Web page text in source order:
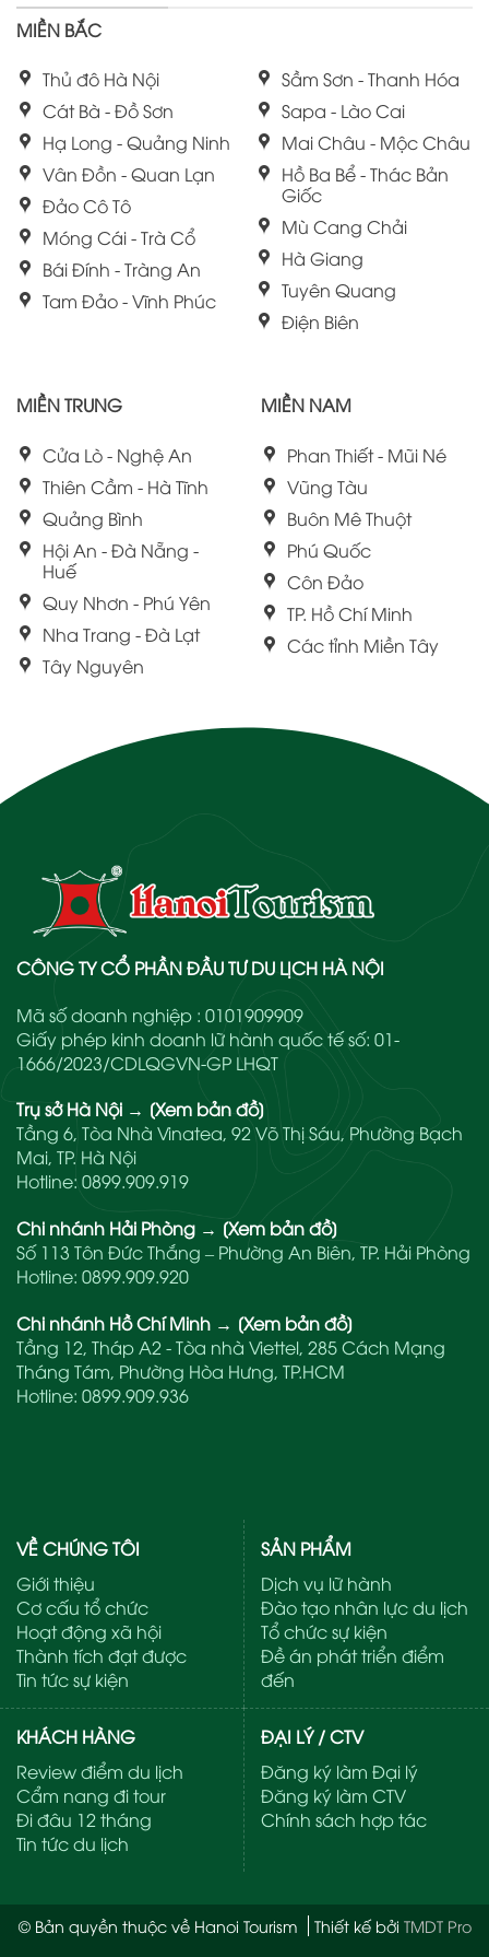
MIỀN BẮC
Thủ đô Hà Nội
Cát Bà - Đồ Sơn
Hạ Long - Quảng Ninh
Vân Đồn - Quan Lạn
Đảo Cô Tô
Móng Cái - Trà Cổ
Bái Đính - Tràng An
Tam Đảo - Vĩnh Phúc
Sầm Sơn - Thanh Hóa
Sapa - Lào Cai
Mai Châu - Mộc Châu
Hồ Ba Bể - Thác Bản
Giốc
Mù Cang Chải
Hà Giang
Tuyên Quang
Điện Biên
MIỀN TRUNG
Cửa Lò - Nghệ An
Thiên Cầm - Hà Tĩnh
Quảng Bình
Hội An - Đà Nẵng -
Huế
Quy Nhơn - Phú Yên
Nha Trang - Đà Lạt
Tây Nguyên
MIỀN NAM
Phan Thiết - Mũi Né
Vũng Tàu
Buôn Mê Thuột
Phú Quốc
Côn Đảo
TP. Hồ Chí Minh
Các tỉnh Miền Tây
CÔNG TY CỔ PHẦN ĐẦU TƯ DU LỊCH HÀ NỘI
Mã số doanh nghiệp : 0101909909
Giấy phép kinh doanh lữ hành quốc tế số: 01-
1666/2023/CDLQGVN-GP LHQT
Trụ sở Hà Nội → [Xem bản đồ]
Tầng 6, Tòa Nhà Vinatea, 92 Võ Thị Sáu, Phường Bạch
Mai, TP. Hà Nội
Hotline: 0899.909.919
Chi nhánh Hải Phòng → [Xem bản đồ]
Số 113 Tôn Đức Thắng – Phường An Biên, TP. Hải Phòng
Hotline: 0899.909.920
Chi nhánh Hồ Chí Minh → [Xem bản đồ]
Tầng 12, Tháp A2 - Tòa nhà Viettel, 285 Cách Mạng
Tháng Tám, Phường Hòa Hưng, TP.HCM
Hotline: 0899.909.936
VỀ CHÚNG TÔI
Giới thiệu
Cơ cấu tổ chức
Hoạt động xã hội
Thành tích đạt được
Tin tức sự kiện
SẢN PHẨM
Dịch vụ lữ hành
Đào tạo nhân lực du lịch
Tổ chức sự kiện
Đề án phát triển điểm
đến
KHÁCH HÀNG
Review điểm du lịch
Cẩm nang đi tour
Đi đâu 12 tháng
Tin tức du lịch
ĐẠI LÝ / CTV
Đăng ký làm Đại lý
Đăng ký làm CTV
Chính sách hợp tác
© Bản quyền thuộc về Hanoi Tourism Thiết kế bởi TMDT Pro